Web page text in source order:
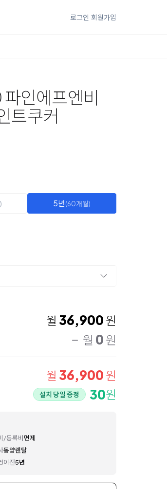
로그인 회원가입
인에프엔비
트쿠커
5년(60개월)
월 36,900 원
월 0 원
월 36,900 원
설치 당일 증정 30원
/등록비면제
동양렌탈
이전5년